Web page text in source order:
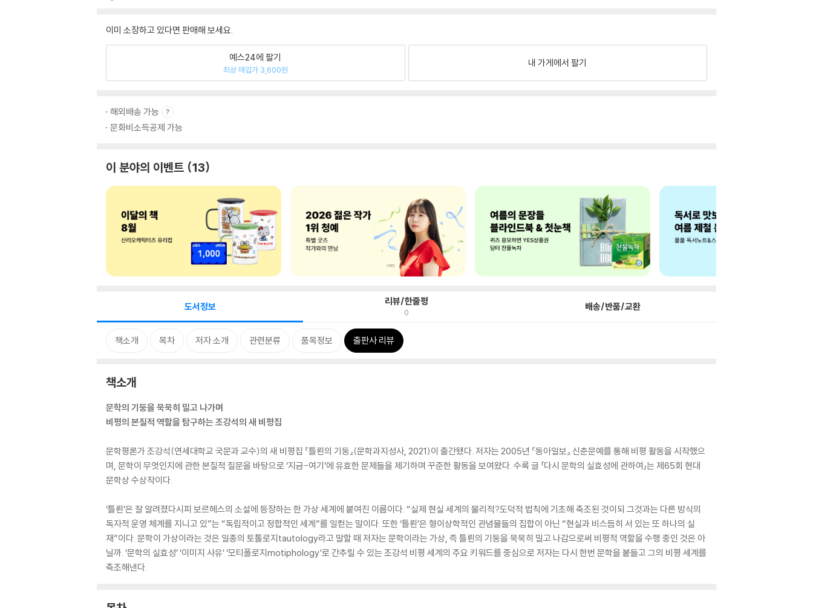
이미 소장하고 있다면 판매해 보세요.
예스24에 팔기
최상 매입가 3,600원
내 가게에서 팔기
해외배송 가능
문화비소득공제 가능
이 분야의 이벤트 13
도서정보 리뷰/한줄평
0 배송/반품/교환
책소개 목차 저자 소개 관련분류 품목정보 출판사 리뷰
책소개
문학의 기둥을 묵묵히 밀고 나가며
비평의 본질적 역할을 탐구하는 조강석의 새 비평집
문학평론가 조강석(연세대학교 국문과 교수)의 새 비평집 『틀뢴의 기둥』(문학과지성사, 2021)이 출간됐다. 저자는 2005년 『동아일보』 신춘문예를 통해 비평 활동을 시작했으
며, 문학이 무엇인지에 관한 본질적 질문을 바탕으로 ‘지금-여기’에 유효한 문제들을 제기하며 꾸준한 활동을 보여왔다. 수록 글 「다시 문학의 실효성에 관하여」는 제65회 현대
문학상 수상작이다.
‘틀뢴’은 잘 알려졌다시피 보르헤스의 소설에 등장하는 한 가상 세계에 붙여진 이름이다. “실제 현실 세계의 물리적?도덕적 법칙에 기초해 축조된 것이되 그것과는 다른 방식의
독자적 운영 체계를 지니고 있”는 “독립적이고 정합적인 세계”를 일컫는 말이다. 또한 ‘틀뢴’은 형이상학적인 관념물들의 집합이 아닌 “현실과 비스듬히 서 있는 또 하나의 실
재”이다. 문학이 가상이라는 것은 일종의 토톨로지tautology라고 말할 때 저자는 문학이라는 가상, 즉 틀뢴의 기둥을 묵묵히 밀고 나감으로써 비평적 역할을 수행 중인 것은 아
닐까. ‘문학의 실효성’ ‘이미지 사유’ ‘모티폴로지motiphology’로 간추릴 수 있는 조강석 비평 세계의 주요 키워드를 중심으로 저자는 다시 한번 문학을 붙들고 그의 비평 세계를
축조해낸다.